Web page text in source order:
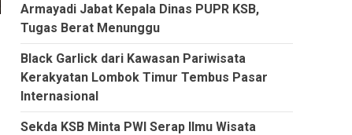
Armayadi Jabat Kepala Dinas PUPR KSB,
Tugas Berat Menunggu
Black Garlick dari Kawasan Pariwisata
Kerakyatan Lombok Timur Tembus Pasar
Internasional
Sekda KSB Minta PWI Serap Ilmu Wisata